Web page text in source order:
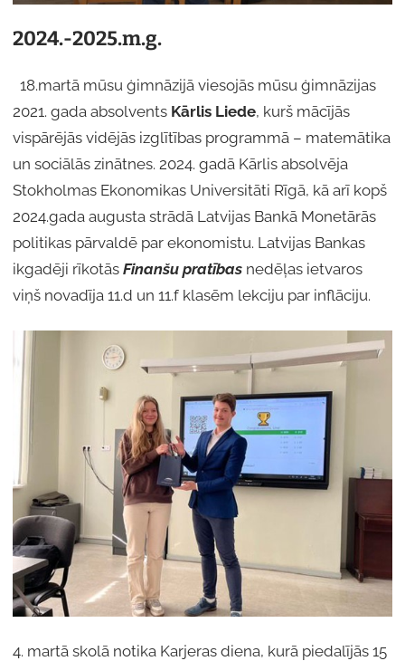
2024.-2025.m.g.
18.martā mūsu ģimnāzijā viesojās mūsu ģimnāzijas
2021. gada absolvents Kārlis Liede, kurš mācījās
vispārējās vidējās izglītības programmā – matemātika
un sociālās zinātnes. 2024. gadā Kārlis absolvēja
Stokholmas Ekonomikas Universitāti Rīgā, kā arī kopš
2024.gada augusta strādā Latvijas Bankā Monetārās
politikas pārvaldē par ekonomistu. Latvijas Bankas
ikgadēji rīkotās Finanšu pratībasnedēļas ietvaros
viņš novadīja 11.d un 11.f klasēm lekciju par inflāciju.
4. martā skolā notika Karjeras diena, kurā piedalījās 15